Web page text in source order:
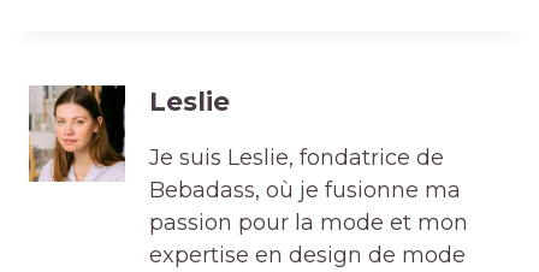
Leslie
Je suis Leslie, fondatrice de
Bebadass, où je fusionne ma
passion pour la mode et mon
expertise en design de mode